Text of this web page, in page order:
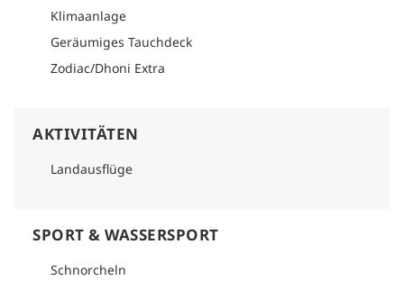
Klimaanlage
Geräumiges Tauchdeck
Zodiac/Dhoni Extra
AKTIVITÄTEN
Landausflüge
SPORT & WASSERSPORT
Schnorcheln